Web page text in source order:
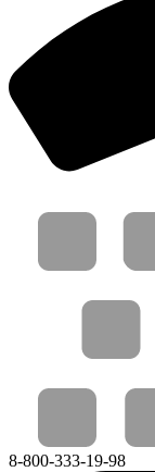
8-800-333-19-98